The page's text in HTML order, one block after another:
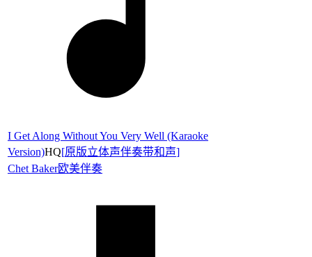
I Get Along Without You Very Well (Karaoke
Version)HQ[原版立体声伴奏带和声]
Chet Baker欧美伴奏